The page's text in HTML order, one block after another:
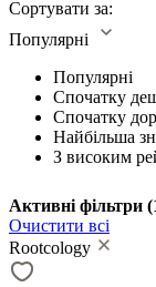
Сортувати за:
Популярні
Популярні
Спочатку
Спочатку
Найбільша
З високим
Активні фільтри
Очистити всі
Rootcology